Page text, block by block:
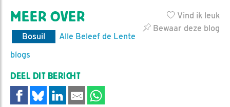
Vind ik leuk
Bewaar deze blog
MEER OVER
Bosuil
Alle Beleef de Lente
blogs
DEEL DIT BERICHT